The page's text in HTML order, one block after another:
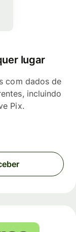
lugar
com dados de
incluindo
Pix.